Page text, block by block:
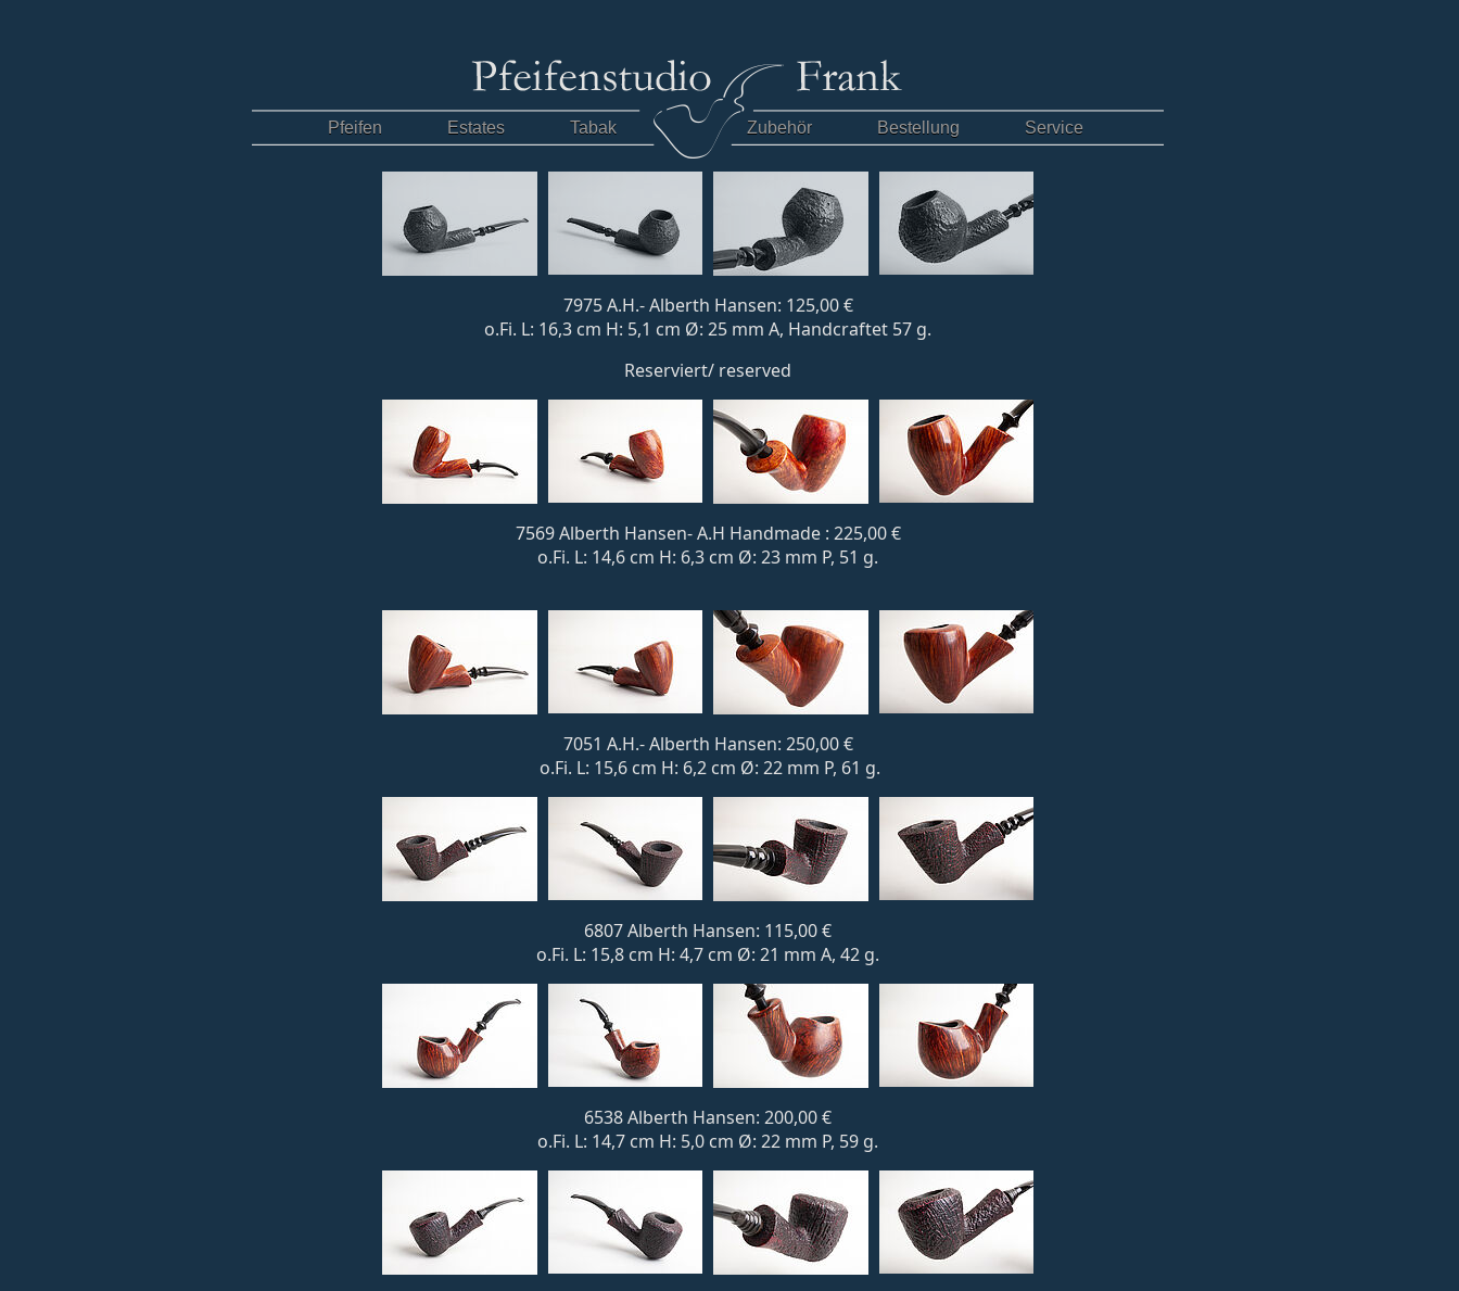
Pfeifen Estates Tabak Zubehör Bestellung Service
7975 A.H.- Alberth Hansen: 125,00 €
o.Fi. L: 16,3 cm H: 5,1 cm Ø: 25 mm A, Handcraftet 57 g.
Reserviert/ reserved
7569 Alberth Hansen- A.H Handmade : 225,00 €
o.Fi. L: 14,6 cm H: 6,3 cm Ø: 23 mm P, 51 g.
7051 A.H.- Alberth Hansen: 250,00 €
o.Fi. L: 15,6 cm H: 6,2 cm Ø: 22 mm P, 61 g.
6807 Alberth Hansen: 115,00 €
o.Fi. L: 15,8 cm H: 4,7 cm Ø: 21 mm A, 42 g.
6538 Alberth Hansen: 200,00 €
o.Fi. L: 14,7 cm H: 5,0 cm Ø: 22 mm P, 59 g.